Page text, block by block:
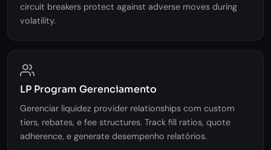
circuit breakers protect against adverse moves during
volatility.
LP Program Gerenciamento
Gerenciar liquidez provider relationships com custom
tiers, rebates, e fee structures. Track fill ratios, quote
adherence, e generate desempenho relatórios.